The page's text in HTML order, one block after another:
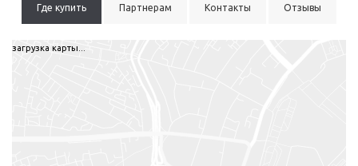
Где купить Партнерам Контакты Отзывы
загрузка карты...